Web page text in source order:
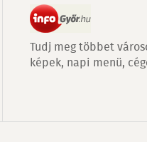
Tudj meg többet
képek, napi menü,